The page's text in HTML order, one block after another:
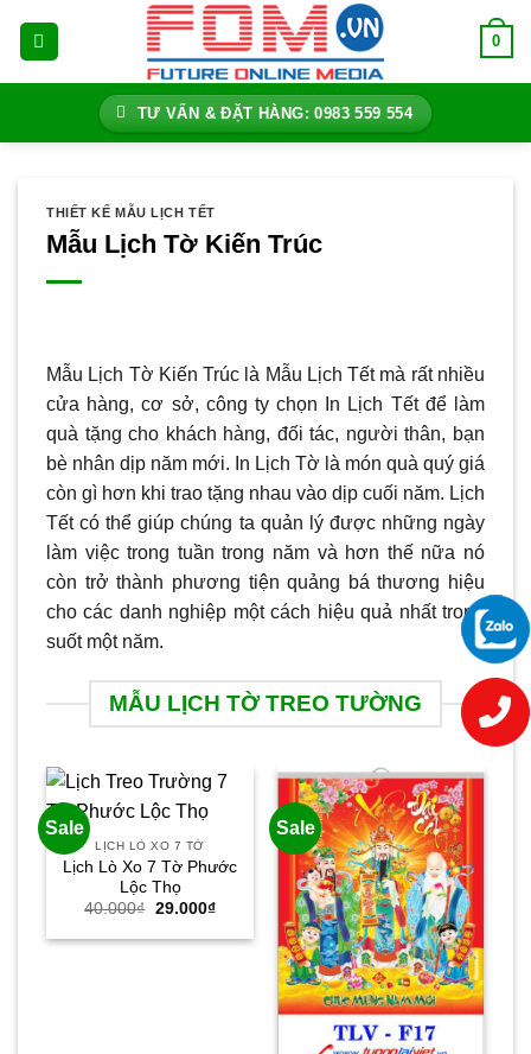
0
TƯ VẤN & ĐẶT HÀNG: 0983 559 554
THIẾT KẾ MẪU LỊCH TẾT
Mẫu Lịch Tờ Kiến Trúc
Mẫu Lịch Tờ Kiến Trúc là Mẫu Lịch Tết mà rất nhiều
cửa hàng, cơ sở, công ty chọn In Lịch Tết để làm
quà tặng cho khách hàng, đối tác, người thân, bạn
bè nhân dịp năm mới. In Lịch Tờ là món quà quý giá
còn gì hơn khi trao tặng nhau vào dịp cuối năm. Lịch
Tết có thể giúp chúng ta quản lý được những ngày
làm việc trong tuần trong năm và hơn thế nữa nó
còn trở thành phương tiện quảng bá thương hiệu
cho các danh nghiệp một cách hiệu quả nhất trong
suốt một năm.
MẪU LỊCH TỜ TREO TƯỜNG
Sale
LỊCH LÒ XO 7 TỜ
Lịch Lò Xo 7 Tờ Phước
Lộc Thọ
40.000₫ Giá
là:
29.000₫Giá
tại
29.000₫.
Sale